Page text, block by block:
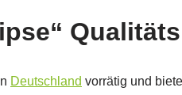
Deutschland vorrätig und